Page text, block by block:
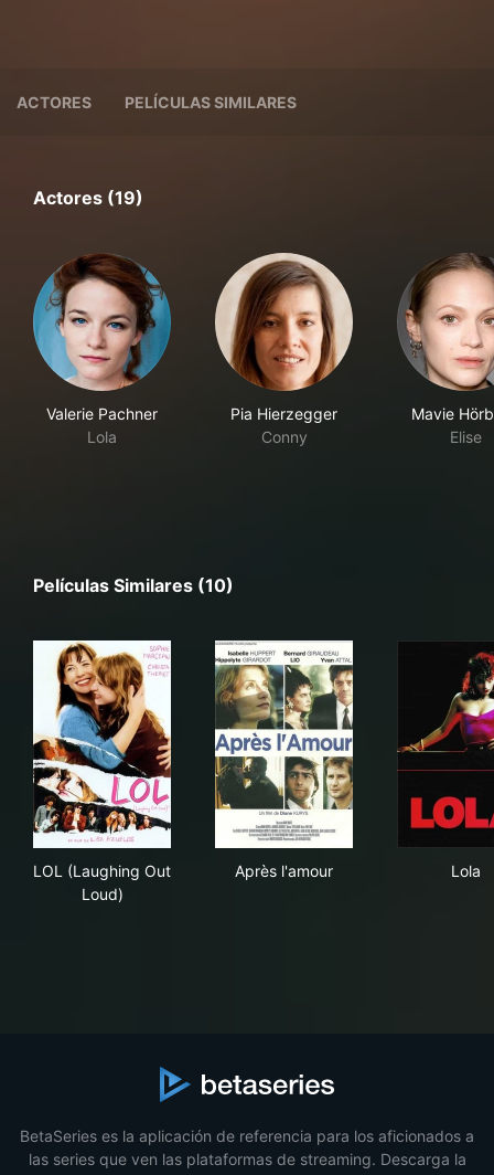
ACTORES PELÍCULAS SIMILARES
Actores (19)
Valerie Pachner
Lola
Pia Hierzegger
Conny
Mavie
Elise
Películas Similares (10)
LOL (Laughing Out
Loud)
Après l'amour Lola
BetaSeries es la aplicación de referencia para los aficionados a
las series que ven las plataformas de streaming. Descarga la